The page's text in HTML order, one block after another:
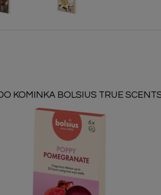
KOMINKA BOLSIUS TRUE